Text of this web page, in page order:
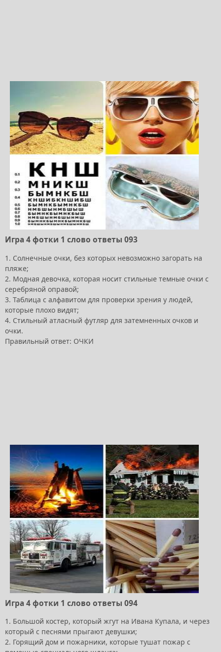
Игра 4 фотки 1 слово ответы 093
1. Солнечные очки, без которых невозможно загорать на
пляже;
2. Модная девочка, которая носит стильные темные очки с
серебряной оправой;
3. Таблица с алфавитом для проверки зрения у людей,
которые плохо видят;
4. Стильный атласный футляр для затемненных очков и
очки.
Правильный ответ: ОЧКИ
Игра 4 фотки 1 слово ответы 094
1. Большой костер, который жгут на Ивана Купала, и через
который с песнями прыгают девушки;
2. Горящий дом и пожарники, которые тушат пожар с